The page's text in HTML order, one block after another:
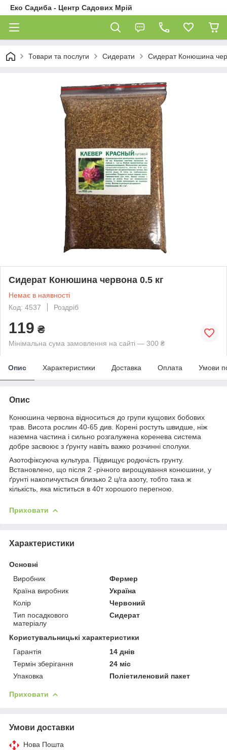
Еко Садиба - Центр Садових Мрій
Товари та послуги Сидерати Сидерат Конюшина
Сидерат Конюшина червона 0.5 кг
Немає в наявності
Код: 4537
Роздріб
119 ₴
Мінімальна сума замовлення на сайті — 300 ₴
Опис Характеристики Доставка Оплата Умови
Опис
Конюшина червона відноситься до групи кущових бобових
трав. Висота рослин 40-65 див. Корені ростуть швидше, ніж
наземна частина і сильно розгалужена коренева система
добре засвоює з ґрунту навіть важко розчинні сполуки.
Азотофіксуюча культура. Підвищує родючість грунту.
Встановлено, що після 2 -річного вирощування конюшини, у
ґрунті накопичується близько 2 ц/га азоту, тобто така ж
кількість, яка міститься в 40т хорошого перегною.
Приховати
Характеристики
Основні
Виробник
Фермер
Країна виробник
Україна
Колір
Червоний
Тип посадкового
матеріалу
Сидерат
Користувальницькі характеристики
Гарантія
14 днів
Термін зберігання
24 міс
Упаковка
Поліетиленовий пакет
Приховати
Умови доставки
Нова Пошта